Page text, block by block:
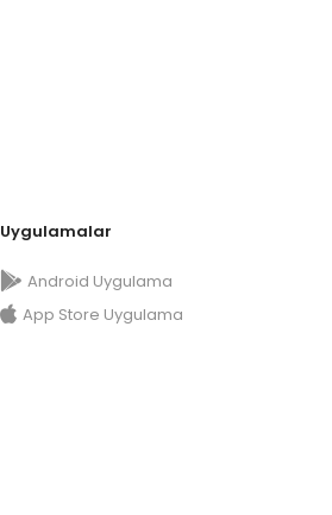
Uygulamalar
Android Uygulama
App Store Uygulama